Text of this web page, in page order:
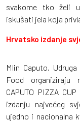
svakome tko želi
iskušati jela koja
Hrvatsko izdanje
Mlin Caputo,
Food organiziraju
CAPUTO PIZZA
izdanju najvećeg
ujedno i nacionalna